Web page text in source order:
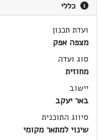
כללי
ועדת תכנון
מצפה אפק
סוג ועדה
מחוזית
יישוב
באר יעקב
סיווג התוכנית
שינוי למתאר מקומי